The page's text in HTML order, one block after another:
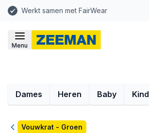
Werkt samen met FairWear
Menu
Dames Heren Baby Kind
TerugVouwkrat - Groen